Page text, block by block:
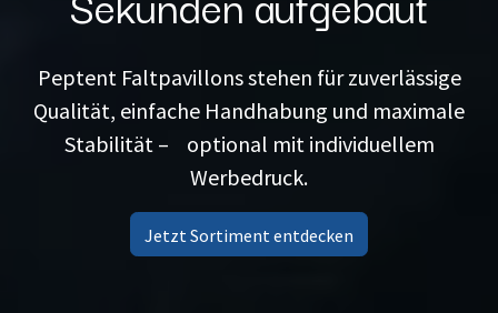
Peptent Faltpavillons stehen für zuverlässige
Qualität, einfache Handhabung und maximale
Stabilität – optional mit individuellem
Werbedruck.
Jetzt Sortiment entdecken